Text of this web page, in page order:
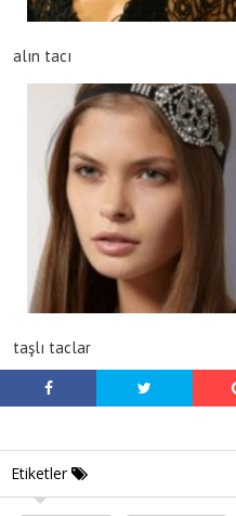
alın tacı
taşlı taclar
Etiketler